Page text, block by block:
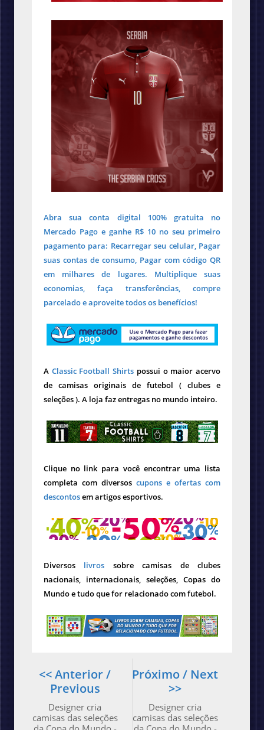
Abra sua conta digital 100% gratuita no
Mercado Pago e ganhe R$ 10 no seu primeiro
pagamento para: Recarregar seu celular, Pagar
suas contas de consumo, Pagar com código QR
em milhares de lugares. Multiplique suas
economias, faça transferências, compre
parcelado e aproveite todos os benefícios!
A Classic Football Shirts possui o maior acervo
de camisas originais de futebol ( clubes e
seleções ). A loja faz entregas no mundo inteiro.
Clique no link para você encontrar uma lista
completa com diversos cupons e ofertas com
descontosem artigos esportivos.
Diversos livros sobre camisas de clubes
nacionais, internacionais, seleções, Copas do
Mundo e tudo que for relacionado com futebol.
Próximo / Next
>>
Designer cria
camisas das seleções
<< Anterior /
Previous
Designer cria
camisas das seleções